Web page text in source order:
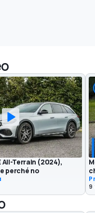
All-Terrain (2024),
perché no
9